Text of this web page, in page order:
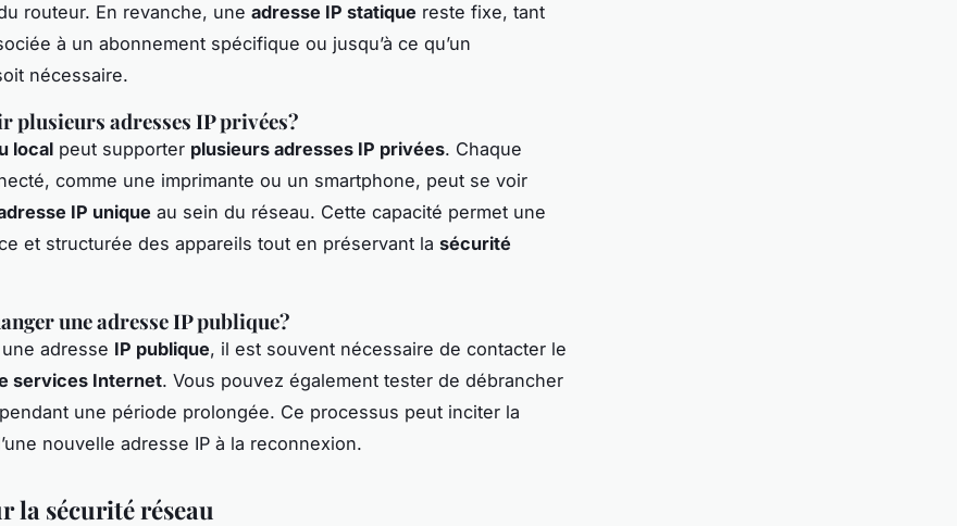
routeur. En revanche, une adresse IP statique reste fixe, tant
à un abonnement spécifique ou jusqu’à ce qu’un
nécessaire.
plusieurs adresses IP privées?
local peut supporter plusieurs adresses IP privées. Chaque
comme une imprimante ou un smartphone, peut se voir
IP unique au sein du réseau. Cette capacité permet une
et structurée des appareils tout en préservant la sécurité
une adresse IP publique?
adresse IP publique, il est souvent nécessaire de contacter le
services Internet. Vous pouvez également tester de débrancher
une période prolongée. Ce processus peut inciter la
nouvelle adresse IP à la reconnexion.
la sécurité réseau